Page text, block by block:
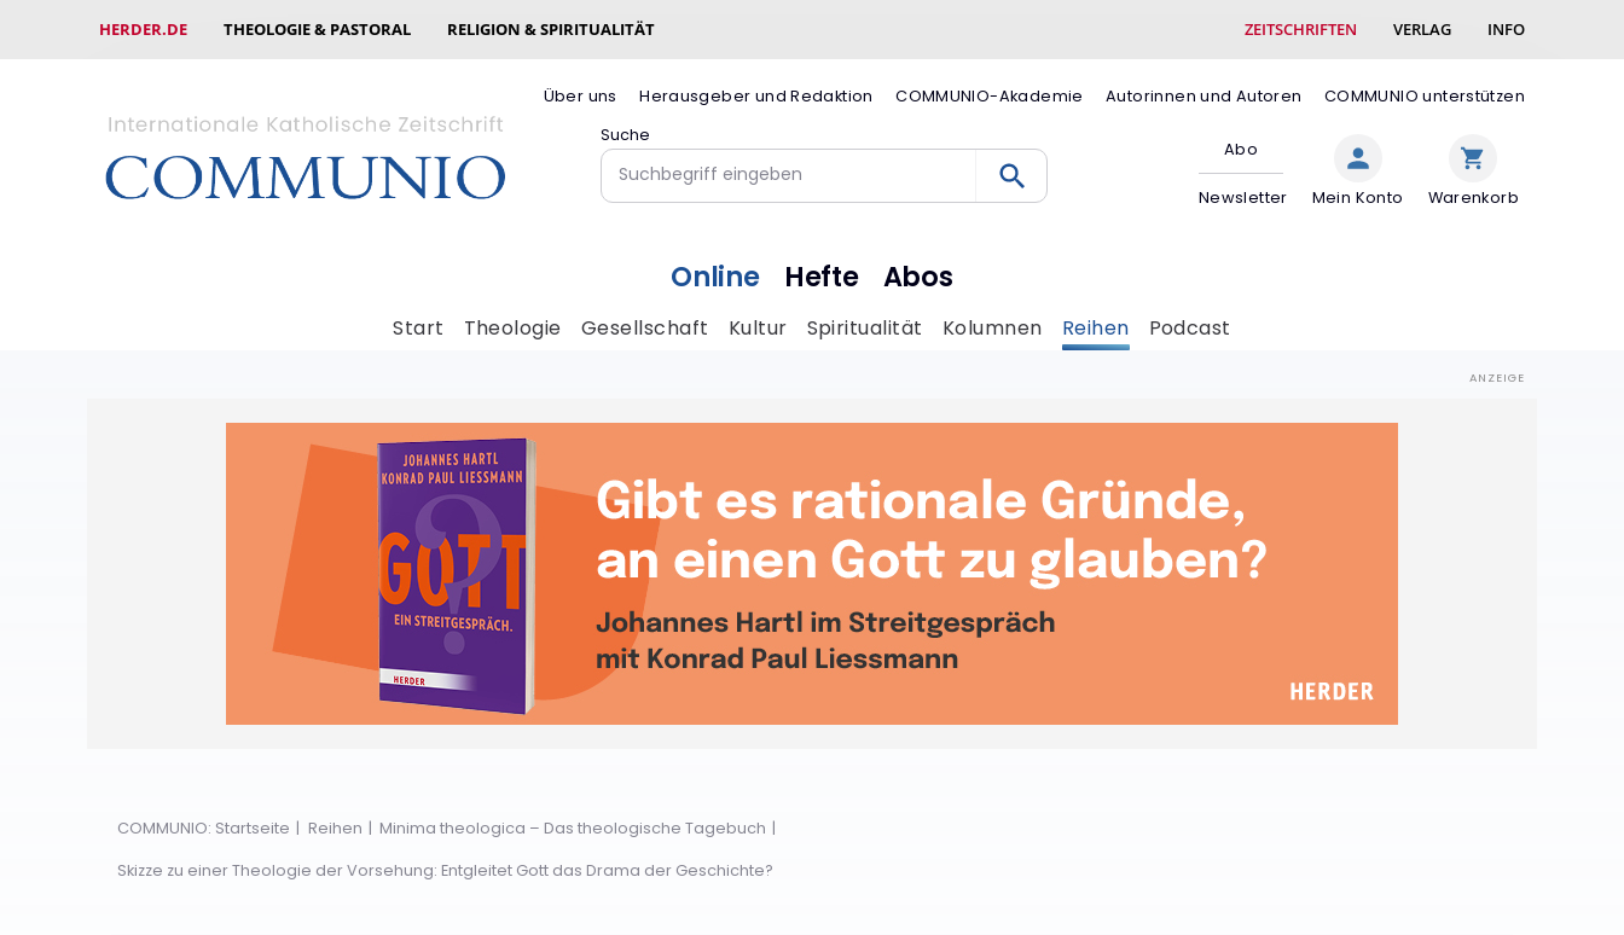
HERDER.DE THEOLOGIE & PASTORAL RELIGION & SPIRITUALITÄT ZEITSCHRIFTEN VERLAG INFO
Über uns Herausgeber und Redaktion COMMUNIO-Akademie Autorinnen und Autoren
COMMUNIO unterstützen
Suche
Abo
Newsletter Mein Konto Warenkorb
Online Hefte Abos
Start Theologie Gesellschaft Kultur Spiritualität Kolumnen Reihen Podcast
COMMUNIO: Startseite Reihen Minima theologica – Das theologische Tagebuch
Skizze zu einer Theologie der Vorsehung: Entgleitet Gott das Drama der Geschichte?